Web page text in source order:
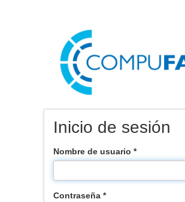
Inicio de sesión
Nombre de usuario *
Contraseña *